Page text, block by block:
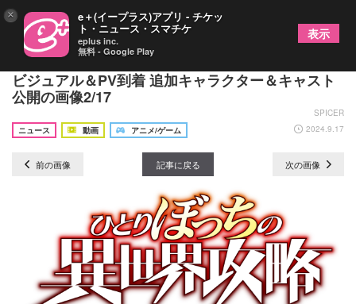
TVアニメ『ひとりぼっちの異世界攻略』第2弾キー
ビジュアル＆PV到着 追加キャラクター＆キャスト
公開の画像2/17
SPICER
ニュース
動画 アニメ/ゲーム 2024.9.17
前の画像 記事に戻る 次の画像
× e＋(イープラス)アプリ - チケッ
ト・ニュース・スマチケ
eplus inc.
無料 - Google Play
表示